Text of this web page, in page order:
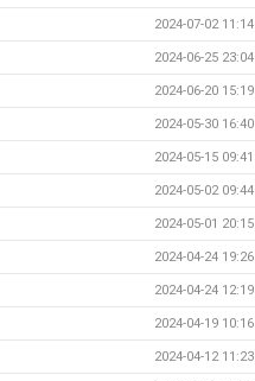
2024-07-02 11:14
2024-06-25 23:04
2024-06-20 15:19
2024-05-30 16:40
2024-05-15 09:41
2024-05-02 09:44
2024-05-01 20:15
2024-04-24 19:26
2024-04-24 12:19
2024-04-19 10:16
2024-04-12 11:23